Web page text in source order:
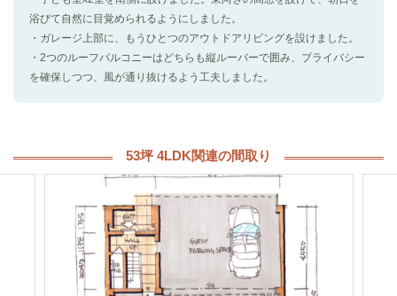
浴びて自然に目覚められるようにしました。
・ガレージ上部に、もうひとつのアウトドアリビングを設けました。
・2つのルーフバルコニーはどちらも縦ルーバーで囲み、プライバシー
を確保しつつ、風が通り抜けるよう工夫しました。
53坪 4LDK関連の間取り